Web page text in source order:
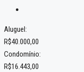
Aluguel:
R$40.000,00
Condomínio:
R$16.443,00